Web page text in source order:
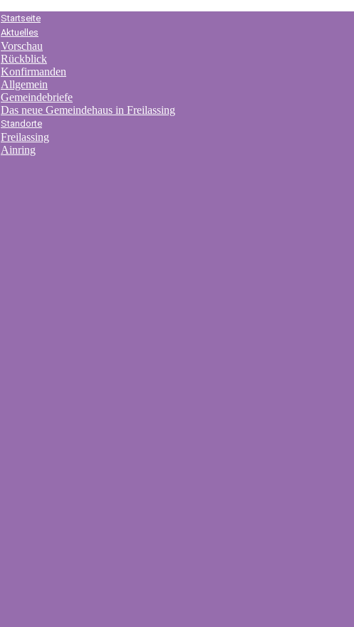
Startseite
Aktuelles
Vorschau
Rückblick
Konfirmanden
Allgemein
Gemeindebriefe
Das neue Gemeindehaus in Freilassing
Standorte
Freilassing
Ainring